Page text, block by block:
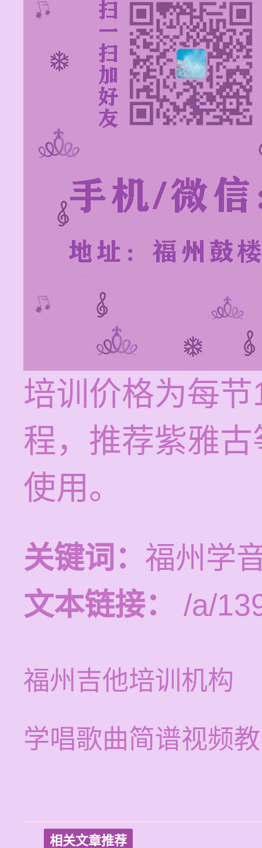
培训价格为每
程，推荐紫雅
使用。
关键词： 福州学
文本链接：
/a/
福州吉他培训机构
学唱歌曲简谱视频
相关文章推荐